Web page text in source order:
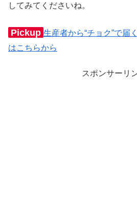
してみてくださいね。
Pickup 生産者から“チョク”で届
はこちらから
スポンサーリ